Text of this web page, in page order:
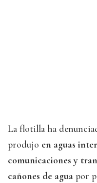
La flotilla ha
produjo en aguas
comunicaciones y
cañones de agua por